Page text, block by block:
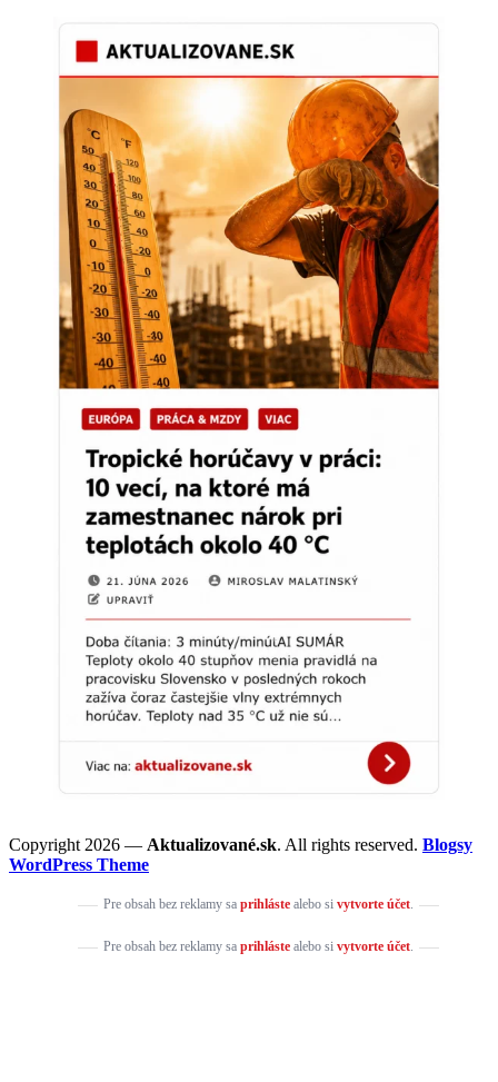
Copyright 2026 — Aktualizované.sk. All rights reserved. Blogsy
WordPress Theme
Pre obsah bez reklamy sa prihlástealebo si vytvorte účet.